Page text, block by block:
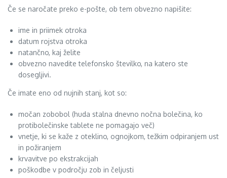
Če se naročate preko e-pošte, ob tem obvezno napišite:
ime in priimek otroka
datum rojstva otroka
natančno, kaj želite
obvezno navedite telefonsko številko, na katero ste
dosegljivi.
Če imate eno od nujnih stanj, kot so:
močan zobobol (huda stalna dnevno nočna bolečina, ko
protibolečinske tablete ne pomagajo več)
vnetje, ki se kaže z oteklino, ognojkom, težkim odpiranjem ust
in požiranjem
krvavitve po ekstrakcijah
poškodbe v področju zob in čeljusti